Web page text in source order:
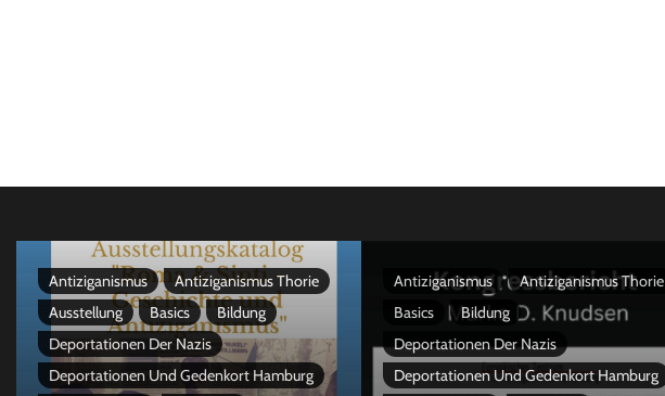
Antiziganismus
Antiziganismus Thorie
Ausstellung
Basics
Bildung
Deportationen Der Nazis
Deportationen Und Gedenkort Hamburg
Antiziganismus
Antiziganismus Thorie
Basics
Bildung
Deportationen Der Nazis
Deportationen Und Gedenkort Hamburg